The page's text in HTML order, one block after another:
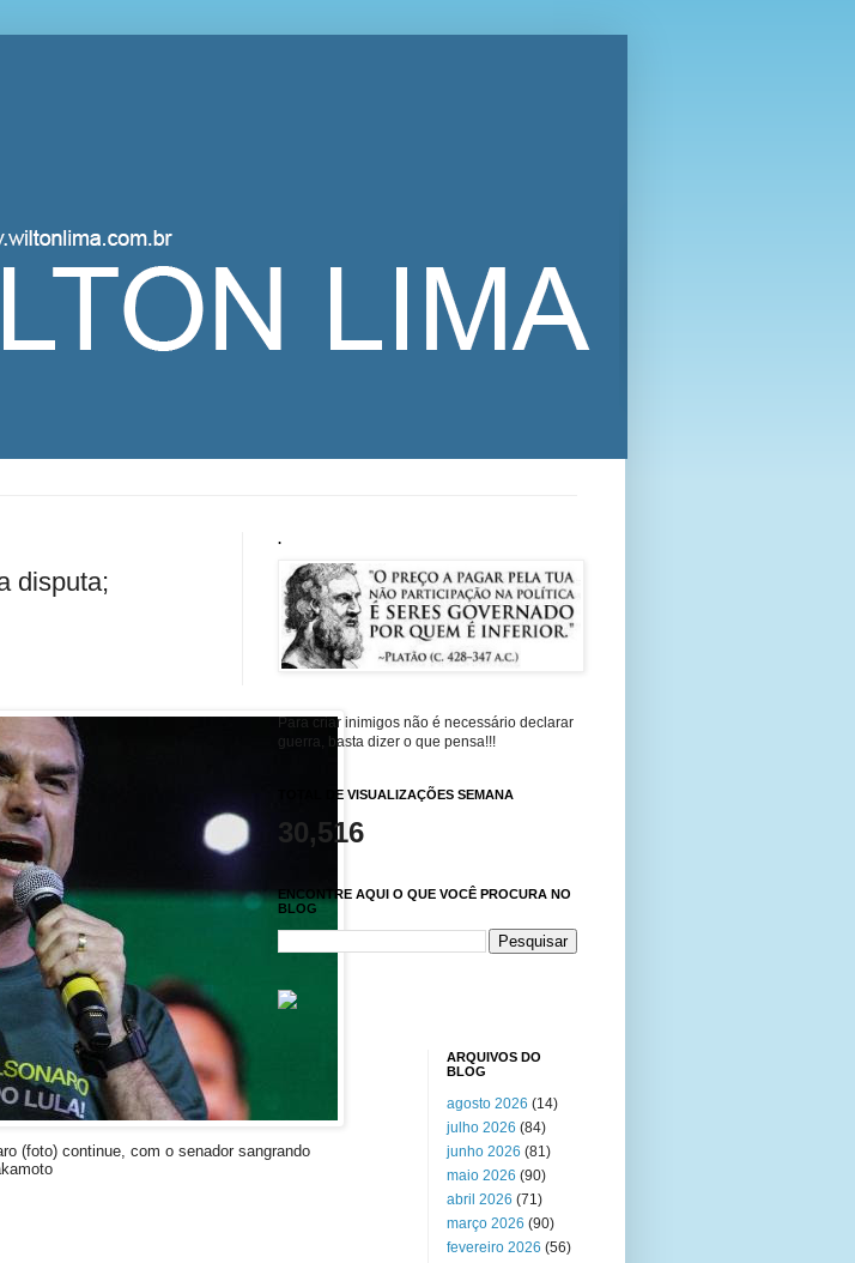
disputa;
(foto) continue, com o senador sangrando
.
Para criar inimigos não é necessário declarar
guerra, basta dizer o que pensa!!!
TOTAL DE VISUALIZAÇÕES SEMANA
30,516
ENCONTRE AQUI O QUE VOCÊ PROCURA NO
BLOG
ARQUIVOS DO
BLOG
agosto 2026 (14)
julho 2026 (84)
junho 2026 (81)
maio 2026 (90)
abril 2026 (71)
março 2026 (90)
fevereiro 2026 (56)